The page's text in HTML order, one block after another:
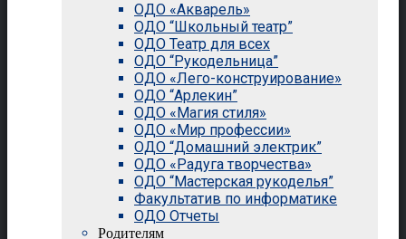
ОДО «Акварель»
ОДО “Школьный театр”
ОДО Театр для всех
ОДО “Рукодельница”
ОДО «Лего-конструирование»
ОДО “Арлекин”
ОДО «Магия стиля»
ОДО «Мир профессии»
ОДО “Домашний электрик”
ОДО «Радуга творчества»
ОДО “Мастерская рукоделья”
Факультатив по информатике
ОДО Отчеты
Родителям